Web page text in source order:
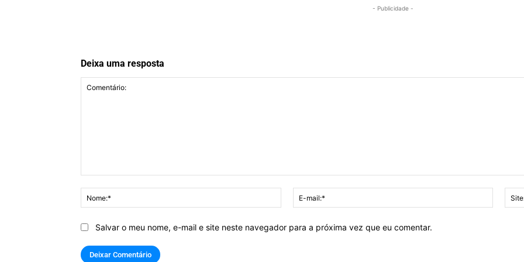
- Publicidade -
Deixa uma resposta
Nome:*
mail:*
Salvar o meu nome, e-mail e site neste navegador para a próxima vez que eu comentar.